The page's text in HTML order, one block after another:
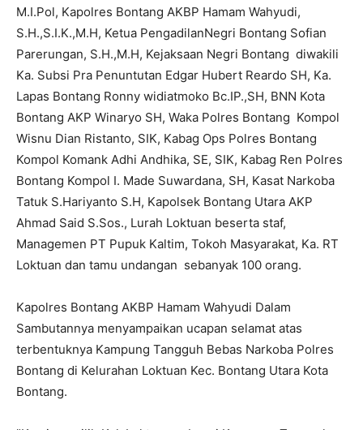
M.I.Pol, Kapolres Bontang AKBP Hamam Wahyudi,
S.H.,S.I.K.,M.H, Ketua PengadilanNegri Bontang Sofian
Parerungan, S.H.,M.H, Kejaksaan Negri Bontang diwakili
Ka. Subsi Pra Penuntutan Edgar Hubert Reardo SH, Ka.
Lapas Bontang Ronny widiatmoko Bc.IP.,SH, BNN Kota
Bontang AKP Winaryo SH, Waka Polres Bontang Kompol
Wisnu Dian Ristanto, SIK, Kabag Ops Polres Bontang
Kompol Komank Adhi Andhika, SE, SIK, Kabag Ren Polres
Bontang Kompol I. Made Suwardana, SH, Kasat Narkoba
Tatuk S.Hariyanto S.H, Kapolsek Bontang Utara AKP
Ahmad Said S.Sos., Lurah Loktuan beserta staf,
Managemen PT Pupuk Kaltim, Tokoh Masyarakat, Ka. RT
Loktuan dan tamu undangan sebanyak 100 orang.
Kapolres Bontang AKBP Hamam Wahyudi Dalam
Sambutannya menyampaikan ucapan selamat atas
terbentuknya Kampung Tangguh Bebas Narkoba Polres
Bontang di Kelurahan Loktuan Kec. Bontang Utara Kota
Bontang.